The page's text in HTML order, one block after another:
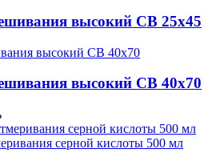
высокий СВ 25х45
высокий СВ 40х70
серной кислоты 500 мл